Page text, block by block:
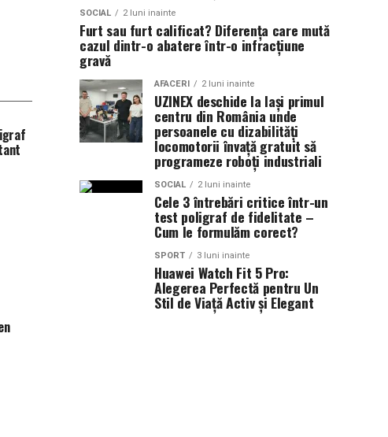
SOCIAL 2 luni inainte
Furt sau furt calificat? Diferența care mută
cazul dintr-o abatere într-o infracțiune
gravă
AFACERI 2 luni inainte
UZINEX deschide la Iași primul
centru din România unde
persoanele cu dizabilități
locomotorii învață gratuit să
programeze roboți industriali
SOCIAL 2 luni inainte
Cele 3 întrebări critice într-un
test poligraf de fidelitate –
Cum le formulăm corect?
SPORT 3 luni inainte
Huawei Watch Fit 5 Pro:
Alegerea Perfectă pentru Un
Stil de Viață Activ și Elegant